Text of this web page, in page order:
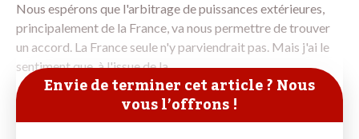
Nous espérons que l'arbitrage de puissances extérieures,
principalement de la France, va nous permettre de trouver
un accord. La France seule n'y parviendrait pas. Mais j'ai le
sentiment que, à l'issue de la
Envie de terminer cet article ? Nous
vous l’offrons !